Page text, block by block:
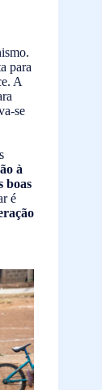
para
A
se
à
boas
é